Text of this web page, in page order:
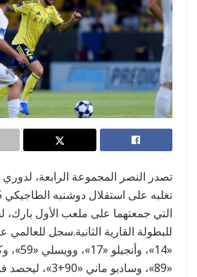
التي جمعتهما على ملعب الأول بارك،
للبطولة القارية الثانية.سجل
«14»،